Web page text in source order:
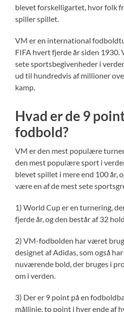
blevet forskelligartet, hvor folk
spiller spillet.
VM er en international
FIFA hvert fjerde år siden 1930.
sete sportsbegivenheder i
ud til hundredvis af millioner
kamp.
Hvad er de 9
fodbold?
VM er den mest populære
den mest populære sport i
blevet spillet i mere end 100 år,
være en af de mest sete
1) World Cup er en turnering,
fjerde år, og den består af 32
2) VM-fodbolden har været
designet af Adidas, som også
nuværende bold, der bruges i
om i verden.
3) Der er 9 point på en
mållinje, to point i hver ende af